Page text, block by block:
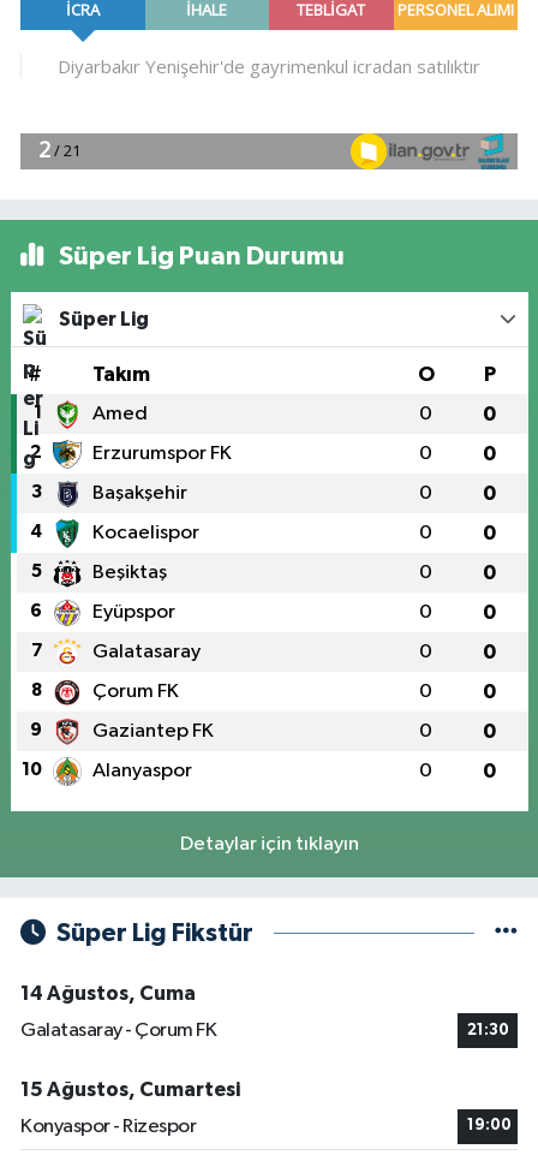
Süper Lig Puan Durumu
Süper Lig
# Takım O P
1 Amed 0 0
2 Erzurumspor FK 0 0
3 Başakşehir 0 0
4 Kocaelispor 0 0
5 Beşiktaş 0 0
6 Eyüpspor 0 0
7 Galatasaray 0 0
8 Çorum FK 0 0
9 Gaziantep FK 0 0
10 Alanyaspor 0 0
Detaylar için tıklayın
Süper Lig Fikstür
14 Ağustos, Cuma
Galatasaray - Çorum FK
21:30
15 Ağustos, Cumartesi
Konyaspor - Rizespor
19:00